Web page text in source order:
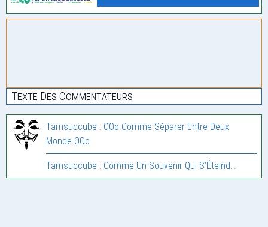
Texte Des Commentateurs
Tamsuccube : OOo Comme Séparer Entre Deux
Monde OOo
Tamsuccube : Comme Un Souvenir Qui S’Éteind…